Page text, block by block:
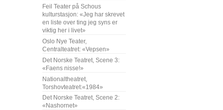
Feil Teater på Schous
kulturstasjon: «Jeg har skrevet
en liste over ting jeg syns er
viktig her i livet»
Oslo Nye Teater,
Centralteatret: «Vepsen»
Det Norske Teatret, Scene 3:
«Faens nisse!»
Nationaltheatret,
Torshovteatret:«1984»
Det Norske Teatret, Scene 2:
«Nashornet»